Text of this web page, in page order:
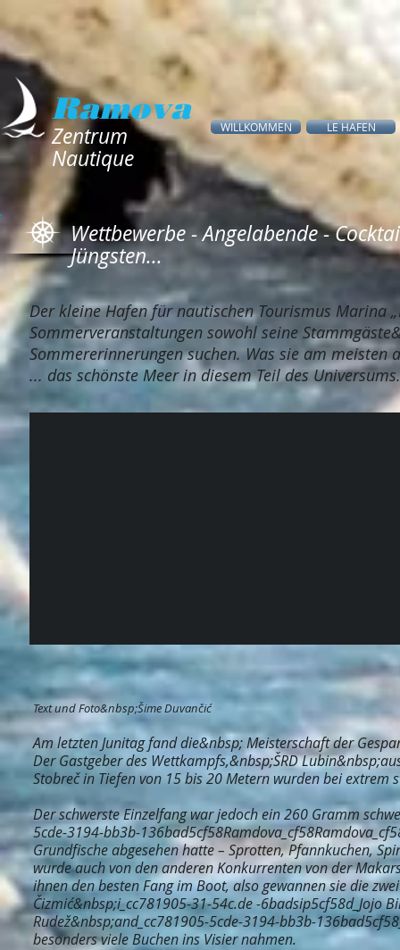
Ramova
Zentrum
Nautique
WILLKOMMEN LE HAFEN
Wettbewerbe - Angelabende -
Jüngsten...
Der kleine Hafen für nautischen Tourismus Marina
Sommerveranstaltungen sowohl seine
Sommererinnerungen suchen. Was sie am
... das schönste Meer in diesem Teil des
Text und Foto&nbsp;Šime Duvančić
Am letzten Junitag fand die&nbsp; Meisterschaft der
Der Gastgeber des Wettkampfs,&nbsp;ŠRD
Stobreč in Tiefen von 15 bis 20 Metern wurden bei
Der schwerste Einzelfang war jedoch ein 260 Gramm
5cde-3194-bb3b-
Grundfische abgesehen hatte – Sprotten, Pfannkuchen,
wurde auch von den anderen Konkurrenten von der
ihnen den besten Fang im Boot, also gewannen sie die
Čizmić&nbsp;i_cc781905-31-54c.de -6badsip5cf58d_Jojo
Rudež&nbsp;and_cc781905-5cde-3194-bb3b-
besonders viele Buchen ins Visier nahmen.